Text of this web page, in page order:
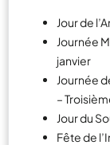
Jour de
Journée
janvier
Journée
–
Jour du
Fête de